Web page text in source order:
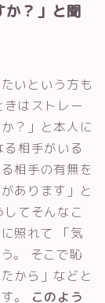
？」と聞
いという方も
はストレー
？」と本人に
相手がいる
相手の有無を
あります」と
てそんなこ
照れて 「気
。 そこで恥
から」などと
。
このよう